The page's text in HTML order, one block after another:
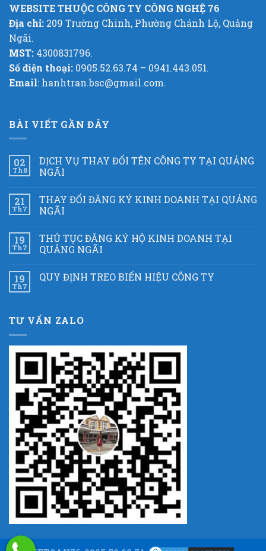
WEBSITE THUỘC CÔNG TY CÔNG NGHỆ 76
Địa chỉ: 209 Trường Chinh, Phường Chánh Lộ, Quảng
Ngãi.
MST: 4300831796.
Số điện thoại: 0905.52.63.74 – 0941.443.051.
Email: hanhtran.bsc@gmail.com.
BÀI VIẾT GẦN ĐÂY
02
Th8
DỊCH VỤ THAY ĐỔI TÊN CÔNG TY TẠI QUẢNG
NGÃI
21
Th7
THAY ĐỔI ĐĂNG KÝ KINH DOANH TẠI QUẢNG
NGÃI
19
Th7
THỦ TỤC ĐĂNG KÝ HỘ KINH DOANH TẠI
QUẢNG NGÃI
19
Th7
QUY ĐỊNH TREO BIỂN HIỆU CÔNG TY
TƯ VẤN ZALO